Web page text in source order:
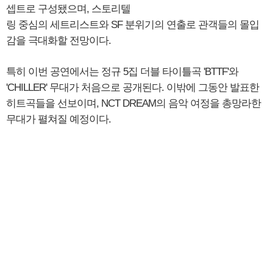
셉트로 구성됐으며, 스토리텔
링 중심의 세트리스트와 SF 분위기의 연출로 관객들의 몰입
감을 극대화할 전망이다.
특히 이번 공연에서는 정규 5집 더블 타이틀곡 'BTTF'와
'CHILLER' 무대가 처음으로 공개된다. 이밖에 그동안 발표한
히트곡들을 선보이며, NCT DREAM의 음악 여정을 총망라한
무대가 펼쳐질 예정이다.